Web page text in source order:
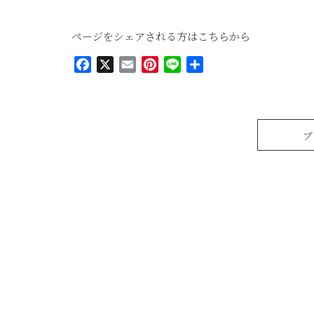
ページをシェアされる方はこちらから
Facebook EmailPinterest
Line